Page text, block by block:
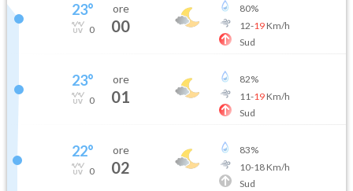
23°
0
ore
00
80%
12-19Km/h
Sud
23°
0
ore
01
82%
11-19Km/h
Sud
22°
0
ore
02
83%
10-18Km/h
Sud